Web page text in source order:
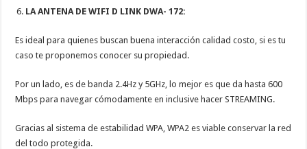
LA ANTENA DE WIFI D LINK DWA- 172:
Es ideal para quienes buscan buena interacción calidad costo, si es tu
caso te proponemos conocer su propiedad.
Por un lado, es de banda 2.4Hz y 5GHz, lo mejor es que da hasta 600
Mbps para navegar cómodamente en inclusive hacer STREAMING.
Gracias al sistema de estabilidad WPA, WPA2 es viable conservar la red
del todo protegida.